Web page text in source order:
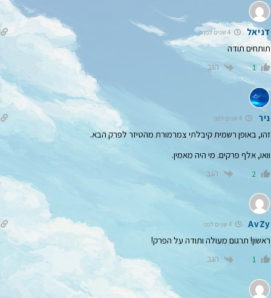
דניאל 4 שנים לפני
תותחים תודה
1 הגב
ניר 4 שנים לפני
זהו, באופן רשמית קיבלתי צמרמורת מהטיזר לפרק הבא.
וואו, אלף פרקים. מי היה מאמין.
2 הגב
AvZy
ראשון! תרגום מעולה ותודה על הפרק!
1 הגב